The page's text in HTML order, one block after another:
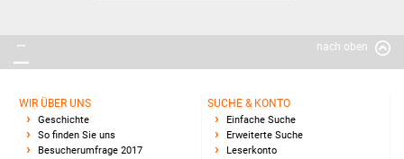
nach oben
WIR ÜBER UNS
Geschichte
So finden Sie uns
Besucherumfrage 2017
SUCHE & KONTO
Einfache Suche
Erweiterte Suche
Leserkonto